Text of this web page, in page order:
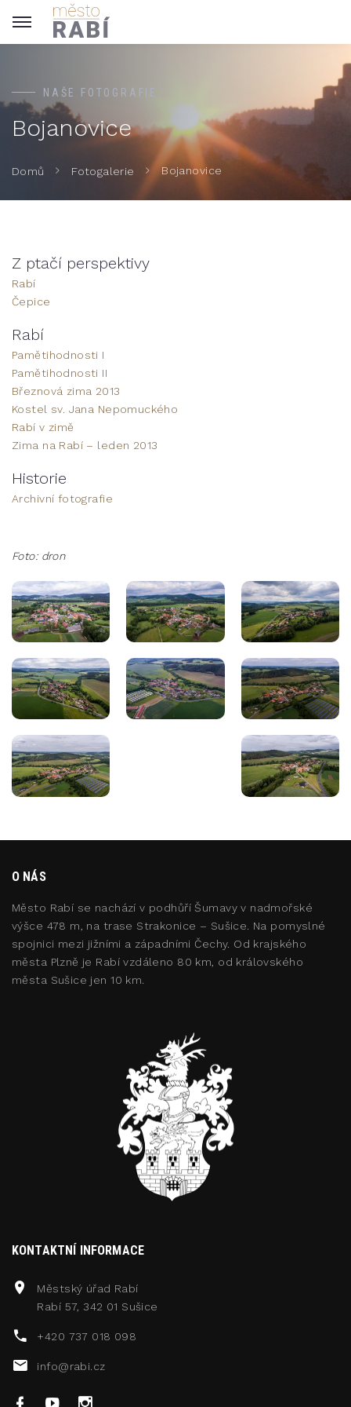
NAŠE FOTOGRAFIE
Bojanovice
Domů Fotogalerie Bojanovice
Z ptačí perspektivy
Rabí
Čepice
Rabí
Pamětihodnosti I
Pamětihodnosti II
Březnová zima 2013
Kostel sv. Jana Nepomuckého
Rabí v zimě
Zima na Rabí – leden 2013
Historie
Archivní fotografie
Foto: dron
O NÁS
Město Rabí se nachází v podhůří Šumavy v nadmořské
výšce 478 m, na trase Strakonice – Sušice. Na pomyslné
spojnici mezi jižními a západními Čechy. Od krajského
města Plzně je Rabí vzdáleno 80 km, od královského
města Sušice jen 10 km.
KONTAKTNÍ INFORMACE
Městský úřad Rabí
Rabí 57, 342 01 Sušice
+420 737 018 098
info@rabi.cz